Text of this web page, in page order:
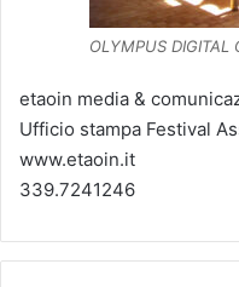
OLYMPUS DIGITAL
etaoin media &
Ufficio stampa Festival
www.etaoin.it
339.7241246